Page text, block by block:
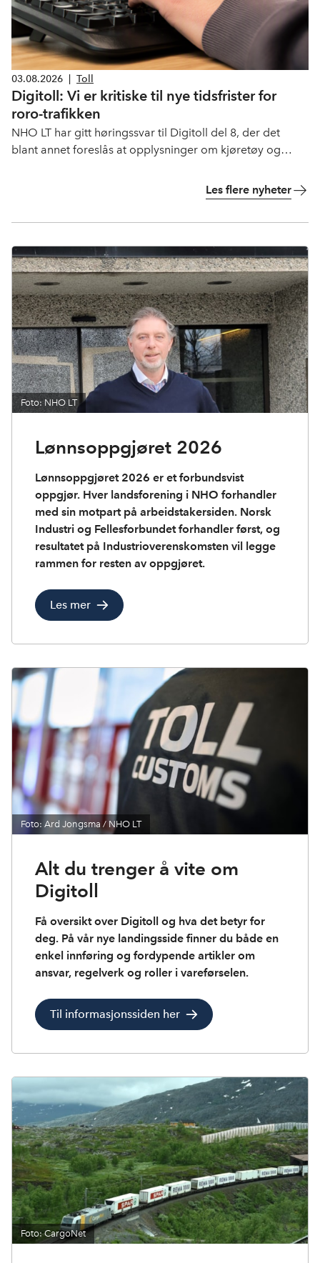
03.08.2026 Toll
Digitoll: Vi er kritiske til nye tidsfrister for
roro-trafikken
NHO LT har gitt høringssvar til Digitoll del 8, der det
blant annet foreslås at opplysninger om kjøretøy og
ankomst. Vi er kritiske til dette, og ber om at Tolletaten
Les flere nyheter
Foto: NHO LT
Lønnsoppgjøret 2026
Lønnsoppgjøret 2026 er et forbundsvist
oppgjør. Hver landsforening i NHO forhandler
med sin motpart på arbeidstakersiden. Norsk
Industri og Fellesforbundet forhandler først, og
resultatet på Industrioverenskomsten vil legge
rammen for resten av oppgjøret.
Les mer
Foto: Ard Jongsma / NHO LT
Alt du trenger å vite om
Digitoll
Få oversikt over Digitoll og hva det betyr for
deg. På vår nye landingsside finner du både en
enkel innføring og fordypende artikler om
ansvar, regelverk og roller i vareførselen.
Til informasjonssiden her
Foto: CargoNet